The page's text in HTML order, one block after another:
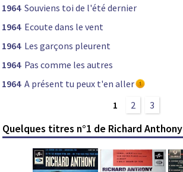
1964 Souviens toi de l'été dernier
1964 Ecoute dans le vent
1964 Les garçons pleurent
1964 Pas comme les autres
1964 A présent tu peux t'en aller
1
2 3
Quelques titres n°1 de Richard Anthony